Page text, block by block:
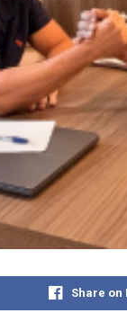
Share on